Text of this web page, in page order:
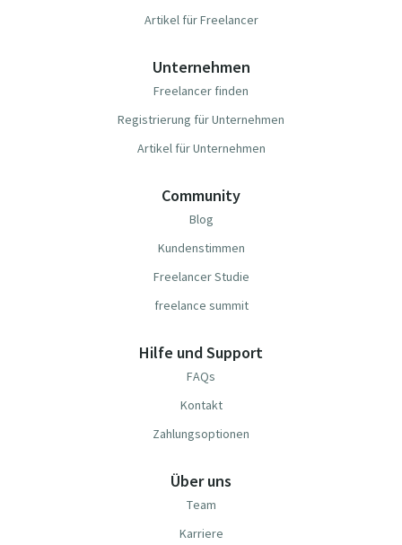
Artikel für Freelancer
Unternehmen
Freelancer finden
Registrierung für Unternehmen
Artikel für Unternehmen
Community
Blog
Kundenstimmen
Freelancer Studie
freelance summit
Hilfe und Support
FAQs
Kontakt
Zahlungsoptionen
Über uns
Team
Karriere